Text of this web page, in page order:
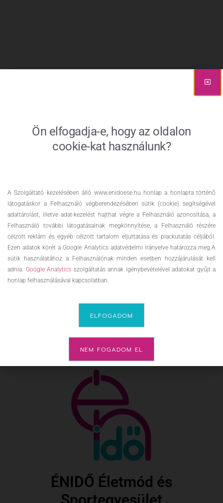
Veszprém, Ibolya u. 15. 8200 Magyarország + Google
Map
View Venue Website
Személyi edzés –
Rehabilitációs masszázs
Személyi edzés –
Rehabilitációs masszázs
ÉNIDŐ Életmód és
Ön elfogadja-e, hogy az oldalon
cookie-kat használunk?
A Szolgáltató kezelésében álló www.enidoese.hu honlap a honlapra történő
látogatáskor a Felhasználó végberendezésében sütik (cookie) segítségével
adattárolást, illetve adat-kezelést hajthat végre a Felhasználó azonosítása, a
Felhasználó további látogatásainak megkönnyítése, a Felhasználó részére
célzott reklám és egyéb célzott tartalom eljuttatása és piackutatás céljából.
Ezen adatok körét a Google Analytics adatvédelmi irányelve határozza meg.A
sütik használatához a Felhasználónak minden esetben hozzájárulását kell
adnia. Google Analytics szolgáltatás annak igénybevételével adatokat gyűjt a
honlap felhasználásával kapcsolatban.
ELFOGADOM
NEM FOGADOM EL